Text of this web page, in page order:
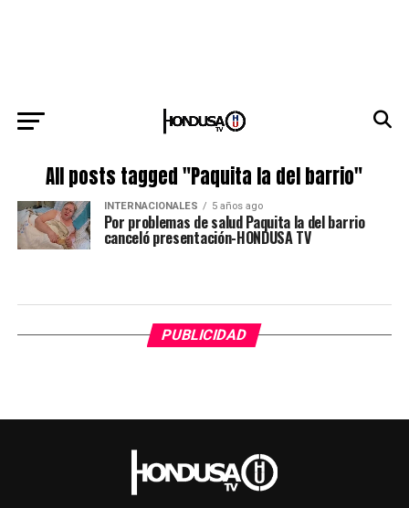
All posts tagged "Paquita la del barrio"
INTERNACIONALES 5 años ago
Por problemas de salud Paquita la del barrio
canceló presentación-HONDUSA TV
PUBLICIDAD